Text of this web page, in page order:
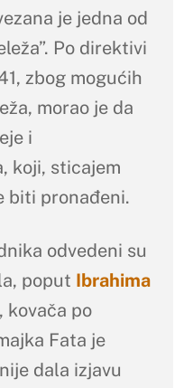
je jedna od
Po direktivi
zbog mogućih
morao je da
i
koji, sticajem
biti pronađeni.
odvedeni su
poput Ibrahima
kovača po
Fata je
dala izjavu